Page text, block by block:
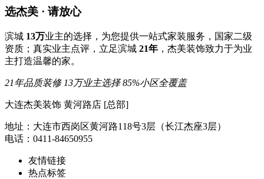
选杰美 · 请放心
滨城 13万业主的选择，为您提供一站式家装服务，国家二级
资质；真实业主点评，立足滨城 21年 ，杰美装饰致力于为业
主打造温馨的家。
21年品质装修 13万业主选择 85%小区全覆盖
大连杰美装饰 黄河路店 [总部]
地址：大连市西岗区黄河路118号3层（长江杰座3层）
电话：0411-84650955
友情链接
热点标签